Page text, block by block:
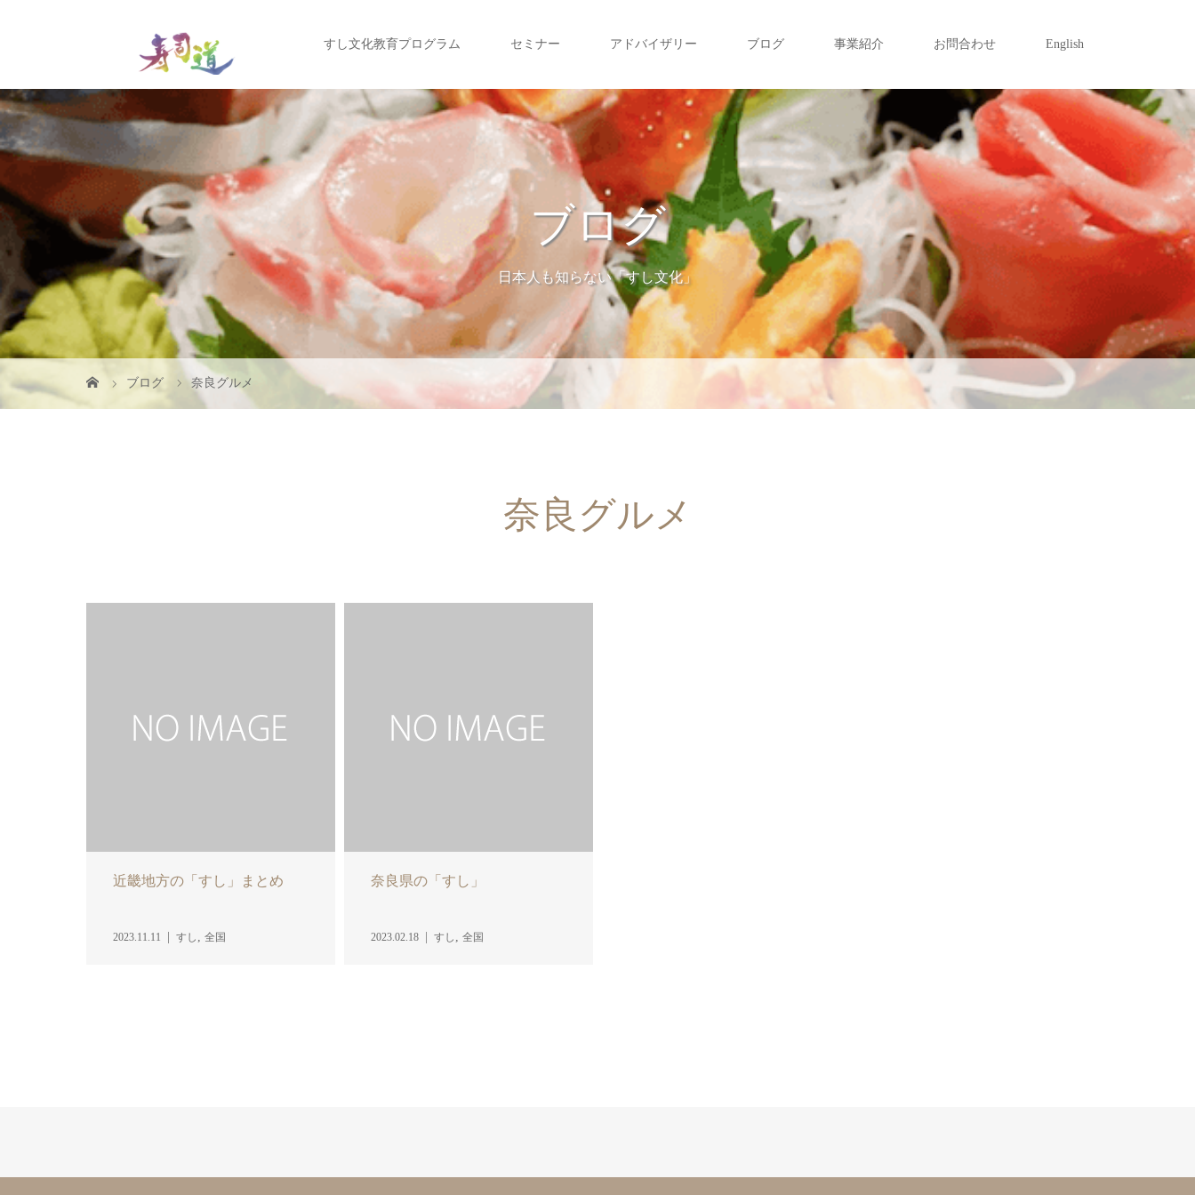
すし文化教育プログラム セミナー アドバイザリー ブログ 事業紹介 お問合わせ English
ブログ
日本人も知らない「すし文化」
ブログ 奈良グルメ
奈良グルメ
近畿地方の「すし」まとめ
2023.11.11 すし , 全国
奈良県の「すし」
2023.02.18 すし , 全国